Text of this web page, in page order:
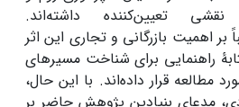
تعیین‌کننده داشته‌اند.
اهمیت بازرگانی و تجاری این اثر
راهنمایی برای شناخت مسیرهای
مطالعه قرار داده‌اند. با این حال،
مدعای بنیادین پژوهش حاضر بر